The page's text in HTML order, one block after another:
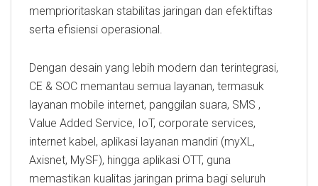
memprioritaskan stabilitas jaringan dan efektiftas
serta efisiensi operasional.
Dengan desain yang lebih modern dan terintegrasi,
CE & SOC memantau semua layanan, termasuk
layanan mobile internet, panggilan suara, SMS ,
Value Added Service, IoT, corporate services,
internet kabel, aplikasi layanan mandiri (myXL,
Axisnet, MySF), hingga aplikasi OTT, guna
memastikan kualitas jaringan prima bagi seluruh